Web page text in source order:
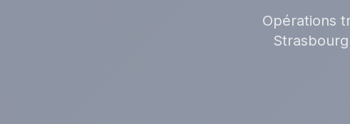
Opérations